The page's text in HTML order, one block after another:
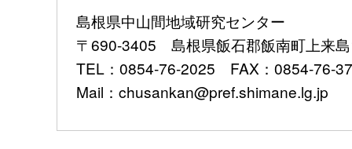
島根県中山間地域研究センター
〒690-3405 島根県飯石郡飯南町上来
TEL：0854-76-2025 FAX：0854-76-
Mail：chusankan@pref.shimane.lg.jp